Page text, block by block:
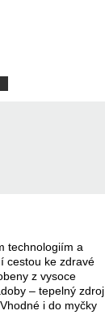
technologiím a
cestou ke zdravé
z vysoce
– tepelný zdroj
i do myčky